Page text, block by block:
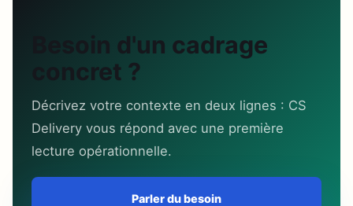
Besoin d'un cadrage
concret ?
Décrivez votre contexte en deux lignes : CS
Delivery vous répond avec une première
lecture opérationnelle.
Parler du besoin